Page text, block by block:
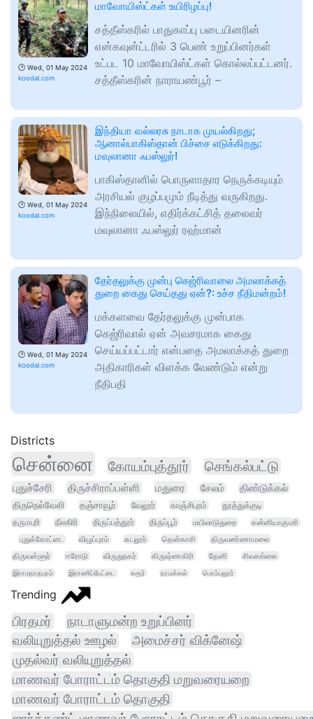
🕑 Wed, 01 May 2024
koodal.com
மாவோயிஸ்ட்கள் உயிரிழப்பு!
சத்தீஸ்கரில் பாதுகாப்பு படையினரின்
என்கவுன்ட்டரில் 3 பெண் உறுப்பினர்கள்
உட்பட 10 மாவோயிஸ்ட்கள் கொல்லப்பட்டனர்.
சத்தீஸ்கரின் நாராயண்பூர் –
🕑 Wed, 01 May 2024
koodal.com
இந்தியா வல்லரசு நாடாக முயல்கிறது;
ஆனால்பாகிஸ்தான் பிச்சை எடுக்கிறது:
மவுலானா ஃபஸ்லுர்!
பாகிஸ்தானில் பொருளாதார நெருக்கடியும்
அரசியல் குழப்பமும் நீடித்து வருகிறது.
இந்நிலையில், எதிர்க்கட்சித் தலைவர்
மவுலானா ஃபஸ்லுர் ரஹ்மான்
🕑 Wed, 01 May 2024
koodal.com
தேர்தலுக்கு முன்பு கெஜ்ரிவாலை அமலாக்கத்
துறை கைது செய்தது ஏன்?: உச்ச நீதிமன்றம்!
மக்களவை தேர்தலுக்கு முன்பாக
கெஜ்ரிவால் ஏன் அவசரமாக கைது
செய்யப்பட்டார் என்பதை அமலாக்கத் துறை
அதிகாரிகள் விளக்க வேண்டும் என்று
நீதிபதி
Districts
சென்னை கோயம்புத்தூர் செங்கல்பட்டு
புதுச்சேரி திருச்சிராப்பள்ளி மதுரை சேலம்
திண்டுக்கல்
திருநெல்வேலி
தஞ்சாவூர் வேலூர் காஞ்சிபுரம்
தூத்துக்குடி
தருமபுரி
நீலகிரி திருப்பத்தூர் திருப்பூர் மயிலாடுதுறை
கன்னியாகுமரி
புதுக்கோட்டை
விழுப்புரம் கடலூர் தென்காசி
திருவண்ணாமலை
திருவள்ளூர்
ஈரோடு விருதுநகர் கிருஷ்ணகிரி தேனி சிவகங்கை
இராமநாதபுரம் இராணிப்பேட்டை கரூர் நாமக்கல் பெரம்பலூர்
Trending
பிரதமர் நாடாளுமன்ற உறுப்பினர்
வலியுறுத்தல் ஊழல்
அமைச்சர் விக்னேஷ்
முதல்வர் வலியுறுத்தல்
மாணவர் போராட்டம் தொகுதி மறுவரையறை
மாணவர் போராட்டம் தொகுதி